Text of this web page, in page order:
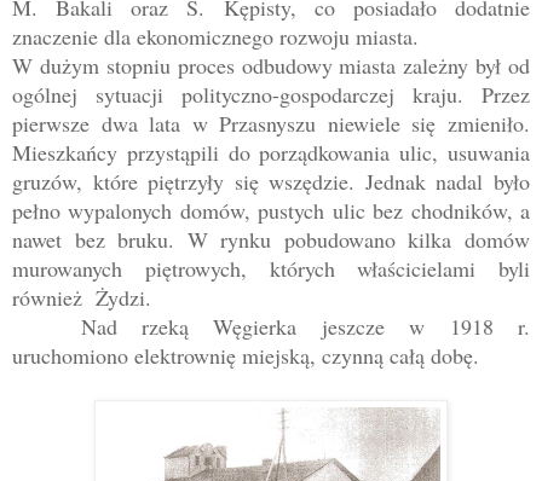
M. Bakali oraz S. Kępisty, co posiadało dodatnie
znaczenie dla ekonomicznego rozwoju miasta.
W dużym stopniu proces odbudowy miasta zależny był od
ogólnej sytuacji polityczno-gospodarczej kraju. Przez
pierwsze dwa lata w Przasnyszu niewiele się zmieniło.
Mieszkańcy przystąpili do porządkowania ulic, usuwania
gruzów, które piętrzyły się wszędzie. Jednak nadal było
pełno wypalonych domów, pustych ulic bez chodników, a
nawet bez bruku. W rynku pobudowano kilka domów
murowanych piętrowych, których właścicielami byli
również Żydzi.
Nad rzeką Węgierka jeszcze w 1918 r.
uruchomiono elektrownię miejską, czynną całą dobę.